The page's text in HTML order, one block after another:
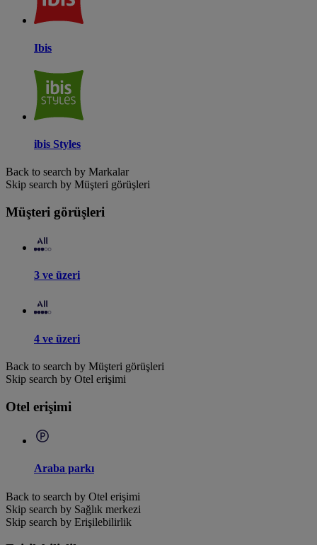
Ibis
ibis Styles
Back to search by Markalar
Skip search by Müşteri görüşleri
Müşteri görüşleri
3 ve üzeri
4 ve üzeri
Back to search by Müşteri görüşleri
Skip search by Otel erişimi
Otel erişimi
Araba parkı
Back to search by Otel erişimi
Skip search by Sağlık merkezi
Skip search by Erişilebilirlik